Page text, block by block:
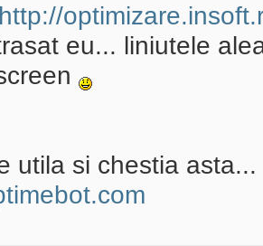
http://
eu... liniutele
utila si chestia asta...